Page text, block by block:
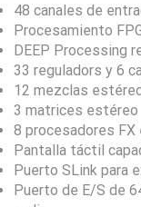
48 canales de
Procesamiento
DEEP Processing
33 reguladors y 6
12 mezclas
3 matrices estéreo
8 procesadores
Pantalla táctil
Puerto SLink para
Puerto de E/S de